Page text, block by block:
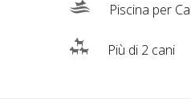
Piscina per
Più di 2 cani